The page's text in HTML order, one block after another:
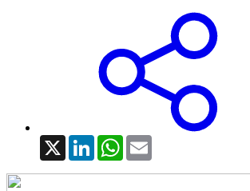
X LinkedInWhatsApp